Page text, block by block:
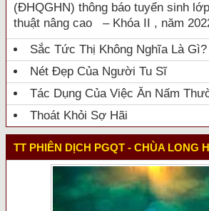
(ĐHQGHN) thông báo tuyển sinh
thuật nâng cao – Khóa II , năm
Sắc Tức Thị Không Nghĩa Là Gì?
Nét Đẹp Của Người Tu Sĩ
Tác Dụng Của Việc Ăn Nấm
Thoát Khỏi Sợ Hãi
TT PHIÊN DỊCH PGQT - CHÙA LONG